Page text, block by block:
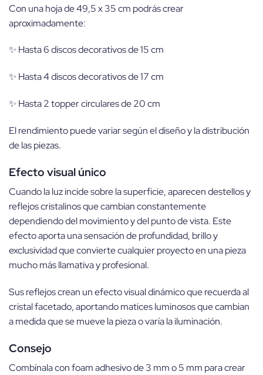
Con una hoja de 49,5 x 35 cm podrás crear
aproximadamente:
✨ Hasta 6 discos decorativos de 15 cm
✨ Hasta 4 discos decorativos de 17 cm
✨ Hasta 2 topper circulares de 20 cm
El rendimiento puede variar según el diseño y la distribución
de las piezas.
Efecto visual único
Cuando la luz incide sobre la superficie, aparecen destellos y
reflejos cristalinos que cambian constantemente
dependiendo del movimiento y del punto de vista. Este
efecto aporta una sensación de profundidad, brillo y
exclusividad que convierte cualquier proyecto en una pieza
mucho más llamativa y profesional.
Sus reflejos crean un efecto visual dinámico que recuerda al
cristal facetado, aportando matices luminosos que cambian
a medida que se mueve la pieza o varía la iluminación.
Consejo
Combínala con foam adhesivo de 3 mm o 5 mm para crear